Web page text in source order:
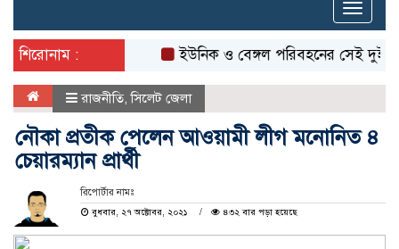
Toggle
শিরোনাম :
ইউনিক ও বেঙ্গল পরিবহনের সেই দুই বাসের
রাজনীতি,সিলেট জেলা
নৌকা প্রতীক পেলেন আওয়ামী লীগ মনোনিত ৪
চেয়ারম্যান প্রার্থী
রিপোর্টার নামঃ
বুধবার, ২৭ অক্টোবর, ২০২১
৪৩২ বার পড়া হয়েছে